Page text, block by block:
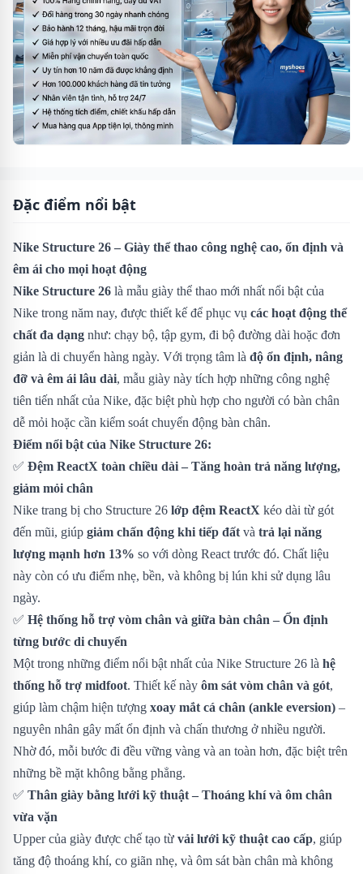
Đặc điểm nổi bật
Nike Structure 26 – Giày thể thao công nghệ cao, ổn định và
êm ái cho mọi hoạt động
Nike Structure 26 là mẫu giày thể thao mới nhất nổi bật của
Nike trong năm nay, được thiết kế để phục vụ các hoạt động thể
chất đa dạng như: chạy bộ, tập gym, đi bộ đường dài hoặc đơn
giản là di chuyển hàng ngày. Với trọng tâm là độ ổn định, nâng
đỡ và êm ái lâu dài, mẫu giày này tích hợp những công nghệ
tiên tiến nhất của Nike, đặc biệt phù hợp cho người có bàn chân
dễ mỏi hoặc cần kiểm soát chuyển động bàn chân.
Điểm nổi bật của Nike Structure 26:
✅ Đệm ReactX toàn chiều dài – Tăng hoàn trả năng lượng,
giảm mỏi chân
Nike trang bị cho Structure 26 lớp đệm ReactX kéo dài từ gót
đến mũi, giúp giảm chấn động khi tiếp đất và trả lại năng
lượng mạnh hơn 13% so với dòng React trước đó. Chất liệu
này còn có ưu điểm nhẹ, bền, và không bị lún khi sử dụng lâu
ngày.
✅ Hệ thống hỗ trợ vòm chân và giữa bàn chân – Ổn định
từng bước di chuyển
Một trong những điểm nổi bật nhất của Nike Structure 26 là hệ
thống hỗ trợ midfoot. Thiết kế này ôm sát vòm chân và gót,
giúp làm chậm hiện tượng xoay mắt cá chân (ankle eversion) –
nguyên nhân gây mất ổn định và chấn thương ở nhiều người.
Nhờ đó, mỗi bước đi đều vững vàng và an toàn hơn, đặc biệt trên
những bề mặt không bằng phẳng.
✅ Thân giày bằng lưới kỹ thuật – Thoáng khí và ôm chân
vừa vặn
Upper của giày được chế tạo từ vải lưới kỹ thuật cao cấp, giúp
tăng độ thoáng khí, co giãn nhẹ, và ôm sát bàn chân mà không